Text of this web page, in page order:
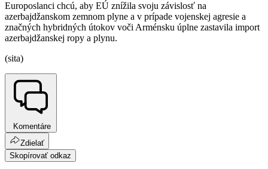
Europoslanci chcú, aby EÚ znížila svoju závislosť na
azerbajdžanskom zemnom plyne a v prípade vojenskej agresie a
značných hybridných útokov voči Arménsku úplne zastavila import
azerbajdžanskej ropy a plynu.
(sita)
Komentáre
Zdielať
Skopírovať odkaz